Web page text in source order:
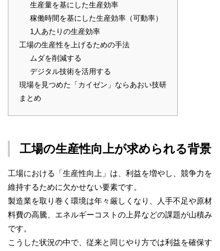
生産量を基にした生産効率
稼働時間を基にした生産効率（可動率）
1人あたりの生産効率
工場の生産性を上げるための手法
ムダを削減する
デジタル技術を活用する
現場を見つめた「カイゼン」ならあおい技研
まとめ
工場の生産性向上が求められる背景
工場における「生産性向上」は、利益を増やし、競争力を
維持するために欠かせない要素です。
製造業を取り巻く環境は年々厳しくなり、人手不足や原材
料費の高騰、エネルギーコストの上昇などの課題が山積み
です。
こうした状況の中で、従来と同じやり方では利益を確保す